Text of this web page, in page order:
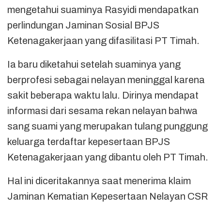
mengetahui suaminya Rasyidi mendapatkan
perlindungan Jaminan Sosial BPJS
Ketenagakerjaan yang difasilitasi PT Timah.
Ia baru diketahui setelah suaminya yang
berprofesi sebagai nelayan meninggal karena
sakit beberapa waktu lalu. Dirinya mendapat
informasi dari sesama rekan nelayan bahwa
sang suami yang merupakan tulang punggung
keluarga terdaftar kepesertaan BPJS
Ketenagakerjaan yang dibantu oleh PT Timah.
Hal ini diceritakannya saat menerima klaim
Jaminan Kematian Kepesertaan Nelayan CSR